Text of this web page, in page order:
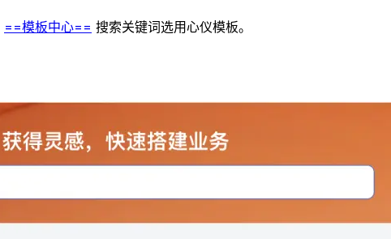
==模板中心== 搜索关键词选用心仪模板。